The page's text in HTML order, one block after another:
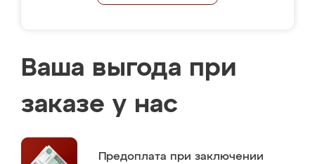
Ваша выгода при
заказе у нас
Предоплата при заключении